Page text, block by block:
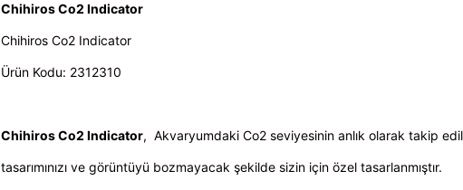
Chihiros Co2 Indicator
Chihiros Co2 Indicator
Ürün Kodu: 2312310
Chihiros Co2 Indicator, Akvaryumdaki Co2 seviyesinin anlık olarak takip
tasarımınızı ve görüntüyü bozmayacak şekilde sizin için özel tasarlanmıştır.